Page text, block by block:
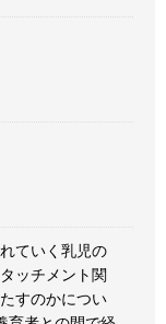
ていく乳児の
ッチメント関
すのかについ